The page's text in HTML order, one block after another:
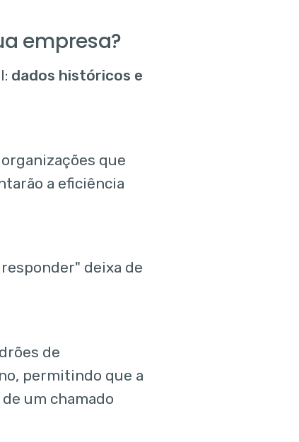
empresa?
dados históricos e
que
a eficiência
deixa de
de
permitindo que a
um chamado